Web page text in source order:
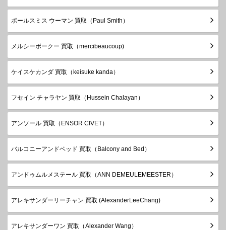
ポールスミス ウーマン 買取（Paul Smith）
メルシーボークー 買取（mercibeaucoup)
ケイスケカンダ 買取（keisuke kanda）
フセイン チャラヤン 買取（Hussein Chalayan）
アンソール 買取（ENSOR CIVET）
バルコニーアンドベッド 買取（Balcony and Bed）
アンドゥムルメステール 買取（ANN DEMEULEMEESTER）
アレキサンダーリーチャン 買取 (AlexanderLeeChang)
アレキサンダーワン 買取（Alexander Wang）